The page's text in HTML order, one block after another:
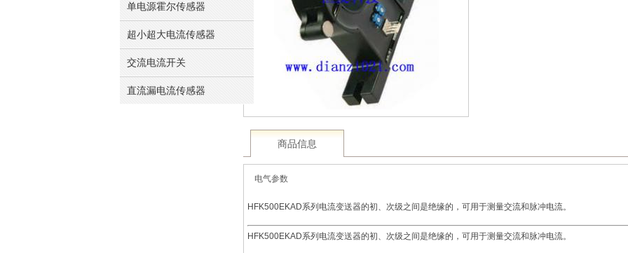
单电源霍尔传感器
超小超大电流传感器
交流电流开关
直流漏电流传感器
商品信息
电气参数
HFK500EKAD系列电流变送器的初、次级之间是绝缘的，可用于测量交流和脉冲电流。
HFK500EKAD系列电流变送器的初、次级之间是绝缘的，可用于测量交流和脉冲电流。